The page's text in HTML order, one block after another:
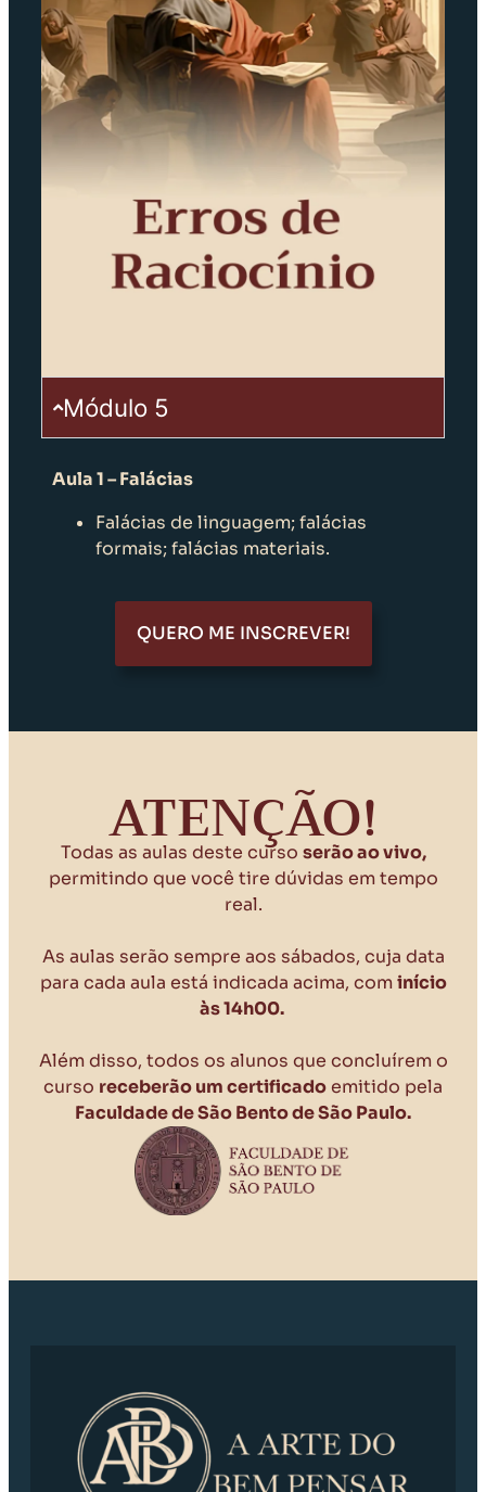
Módulo 5
Aula 1 – Falácias
Falácias de linguagem; falácias
formais; falácias materiais.
QUERO ME INSCREVER!
ATENÇÃO!
Todas as aulas deste curso serão ao vivo,
permitindo que você tire dúvidas em tempo
real.
As aulas serão sempre aos sábados, cuja data
para cada aula está indicada acima, cominício
às 14h00.
Além disso, todos os alunos que concluírem o
curso receberão um certificadoemitido pela
Faculdade de São Bento de São Paulo.